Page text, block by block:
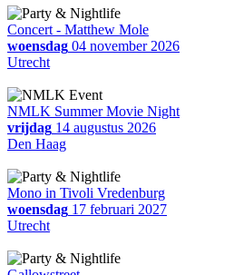
Concert - Matthew Mole
woensdag 04 november 2026
Utrecht
NMLK Summer Movie Night
vrijdag 14 augustus 2026
Den Haag
Mono in Tivoli Vredenburg
woensdag 17 februari 2027
Utrecht